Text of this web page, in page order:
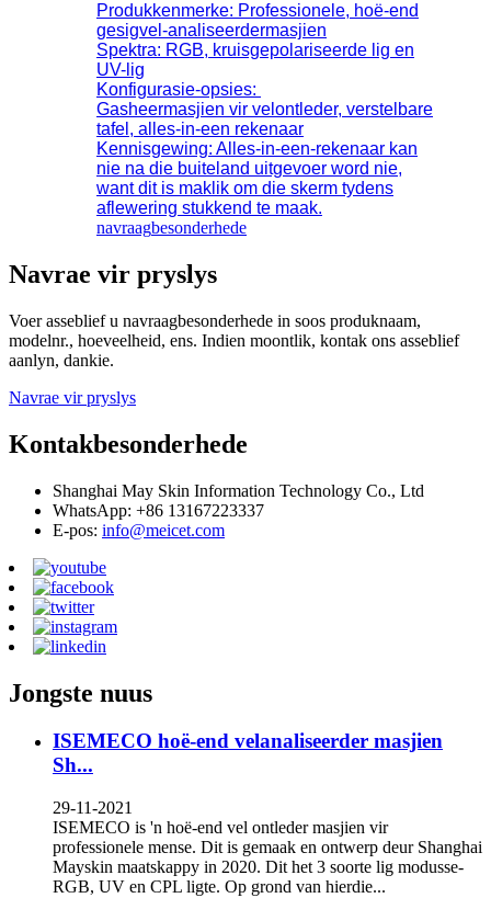
Produkkenmerke: Professionele, hoë-end
gesigvel-analiseerdermasjien
Spektra: RGB, kruisgepolariseerde lig en
UV-lig
Konfigurasie-opsies:
Gasheermasjien vir velontleder, verstelbare
tafel, alles-in-een rekenaar
Kennisgewing: Alles-in-een-rekenaar kan
nie na die buiteland uitgevoer word nie,
want dit is maklik om die skerm tydens
aflewering stukkend te maak.
navraagbesonderhede
Navrae vir pryslys
Voer asseblief u navraagbesonderhede in soos produknaam,
modelnr., hoeveelheid, ens. Indien moontlik, kontak ons ​​asseblief
aanlyn, dankie.
Navrae vir pryslys
Kontakbesonderhede
Shanghai May Skin Information Technology Co., Ltd
WhatsApp: +86 13167223337
E-pos: info@meicet.com
Jongste nuus
ISEMECO hoë-end velanaliseerder masjien
Sh...
29-11-2021
ISEMECO is 'n hoë-end vel ontleder masjien vir
professionele mense. Dit is gemaak en ontwerp deur Shanghai
Mayskin maatskappy in 2020. Dit het 3 soorte lig modusse-
RGB, UV en CPL ligte. Op grond van hierdie...